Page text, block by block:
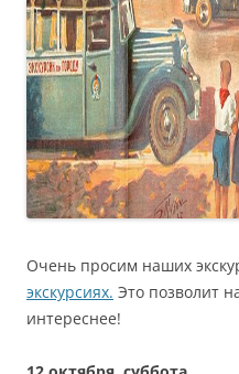
Очень просим наших
экскурсиях. Это позволит
интереснее!